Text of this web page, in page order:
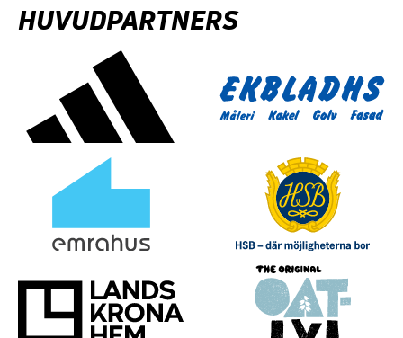
HUVUDPARTNERS